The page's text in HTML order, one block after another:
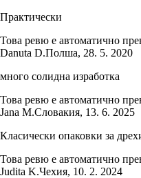
Практически
Това ревю е автоматично
Danuta D.Полша, 28. 5. 2020
много солидна изработка
Това ревю е автоматично
Jana M.Словакия, 13. 6. 2025
Класически опаковки за
Това ревю е автоматично
Judita K.Чехия, 10. 2. 2024